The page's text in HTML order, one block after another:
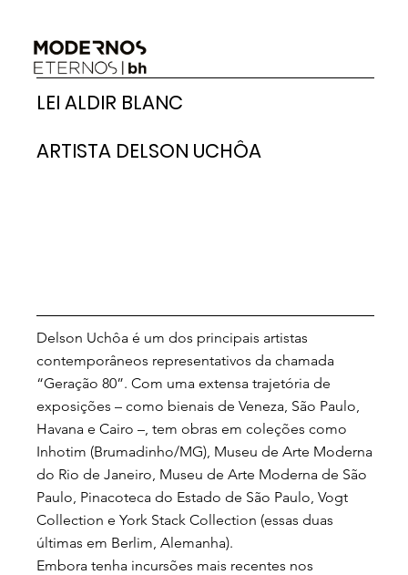
LEI ALDIR BLANC
ARTISTA DELSON UCHÔA
Delson Uchôa é um dos principais artistas
contemporâneos representativos da chamada
“Geração 80”. Com uma extensa trajetória de
exposições – como bienais de Veneza, São Paulo,
Havana e Cairo –, tem obras em coleções como
Inhotim (Brumadinho/MG), Museu de Arte Moderna
do Rio de Janeiro, Museu de Arte Moderna de São
Paulo, Pinacoteca do Estado de São Paulo, Vogt
Collection e York Stack Collection (essas duas
últimas em Berlim, Alemanha).
Embora tenha incursões mais recentes nos